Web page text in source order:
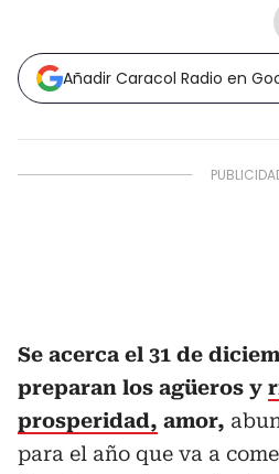
Añadir Caracol Radio en
Se acerca el 31 de
preparan los agüeros y
prosperidad, amor,
para el año que va a